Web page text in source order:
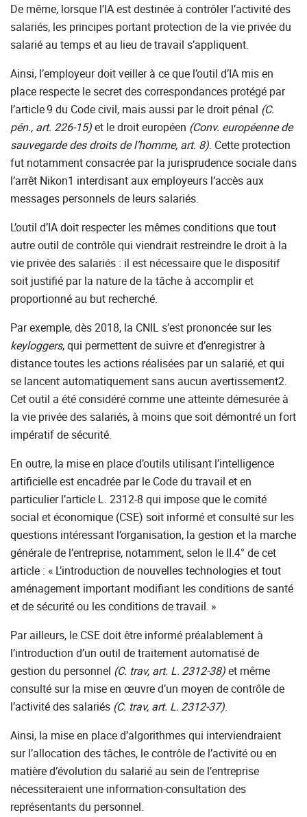
De même, lorsque l’IA est destinée à contrôler l’activité des
salariés, les principes portant protection de la vie privée du
salarié au temps et au lieu de travail s’appliquent.
Ainsi, l’employeur doit veiller à ce que l’outil d’IA mis en
place respecte le secret des correspondances protégé par
l’article 9 du Code civil, mais aussi par le droit pénal (C.
pén., art. 226-15)et le droit européen (Conv. européenne de
sauvegarde des droits de l’homme, art. 8). Cette protection
fut notamment consacrée par la jurisprudence sociale dans
l’arrêt Nikon1 interdisant aux employeurs l’accès aux
messages personnels de leurs salariés.
L’outil d’IA doit respecter les mêmes conditions que tout
autre outil de contrôle qui viendrait restreindre le droit à la
vie privée des salariés : il est nécessaire que le dispositif
soit justifié par la nature de la tâche à accomplir et
proportionné au but recherché.
Par exemple, dès 2018, la CNIL s’est prononcée sur les
keyloggers, qui permettent de suivre et d’enregistrer à
distance toutes les actions réalisées par un salarié, et qui
se lancent automatiquement sans aucun avertissement2.
Cet outil a été considéré comme une atteinte démesurée à
la vie privée des salariés, à moins que soit démontré un fort
impératif de sécurité.
En outre, la mise en place d’outils utilisant l’intelligence
artificielle est encadrée par le Code du travail et en
particulier l’article L. 2312-8 qui impose que le comité
social et économique (CSE) soit informé et consulté sur les
questions intéressant l’organisation, la gestion et la marche
générale de l’entreprise, notamment, selon le II.4° de cet
article : « L’introduction de nouvelles technologies et tout
aménagement important modifiant les conditions de santé
et de sécurité ou les conditions de travail. »
Par ailleurs, le CSE doit être informé préalablement à
l’introduction d’un outil de traitement automatisé de
gestion du personnel (C. trav, art. L. 2312-38)et même
consulté sur la mise en œuvre d’un moyen de contrôle de
l’activité des salariés (C. trav, art. L. 2312-37).
Ainsi, la mise en place d’algorithmes qui interviendraient
sur l’allocation des tâches, le contrôle de l’activité ou en
matière d’évolution du salarié au sein de l’entreprise
nécessiteraient une information-consultation des
représentants du personnel.